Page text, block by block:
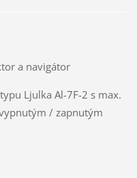
a navigátor
Ljulka Al-7F-2 s max.
/ zapnutým